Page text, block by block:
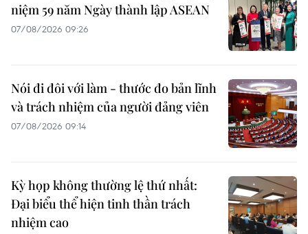
niệm 59 năm Ngày thành lập ASEAN
07/08/2026 09:26
Nói đi đôi với làm - thước đo bản lĩnh
và trách nhiệm của người đảng viên
07/08/2026 09:14
Kỳ họp không thường lệ thứ nhất:
Đại biểu thể hiện tinh thần trách
nhiệm cao